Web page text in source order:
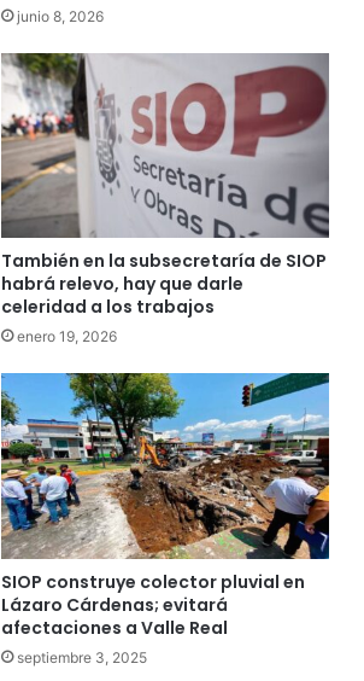
junio 8, 2026
También en la subsecretaría de SIOP
habrá relevo, hay que darle
celeridad a los trabajos
enero 19, 2026
SIOP construye colector pluvial en
Lázaro Cárdenas; evitará
afectaciones a Valle Real
septiembre 3, 2025